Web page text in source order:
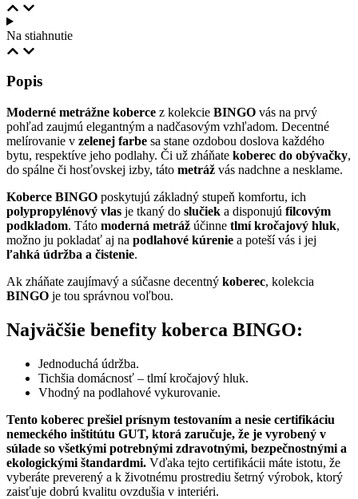
Na stiahnutie
Popis
Moderné metrážne koberce z kolekcie BINGO vás na prvý
pohľad zaujmú elegantným a nadčasovým vzhľadom. Decentné
melírovanie v zelenej farbe sa stane ozdobou doslova každého
bytu, respektíve jeho podlahy. Či už zháňate koberec do obývačky,
do spálne či hosťovskej izby, táto metráž vás nadchne a nesklame.
Koberce BINGO poskytujú základný stupeň komfortu, ich
polypropylénový vlas je tkaný do slučiek a disponujú filcovým
podkladom. Táto moderná metráž účinne tlmí kročajový hluk,
možno ju pokladať aj na podlahové kúrenie a poteší vás i jej
ľahká údržba a čistenie.
Ak zháňate zaujímavý a súčasne decentný koberec, kolekcia
BINGO je tou správnou voľbou.
Najväčšie benefity koberca BINGO:
Jednoduchá údržba.
Tichšia domácnosť – tlmí kročajový hluk.
Vhodný na podlahové vykurovanie.
Tento koberec prešiel prísnym testovaním a nesie certifikáciu
nemeckého inštitútu GUT, ktorá zaručuje, že je vyrobený v
súlade so všetkými potrebnými zdravotnými, bezpečnostnými a
ekologickými štandardmi. Vďaka tejto certifikácii máte istotu, že
vyberáte preverený a k životnému prostrediu šetrný výrobok, ktorý
zaisťuje dobrú kvalitu ovzdušia v interiéri.